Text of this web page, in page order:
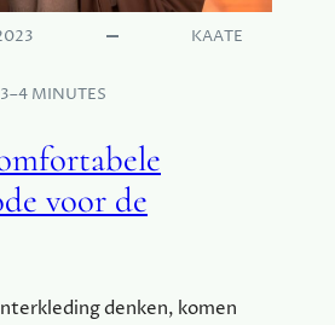
KAATE
3–4 MINUTES
voor de
denken, komen